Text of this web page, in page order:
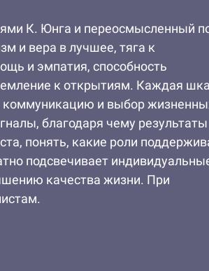
К. Юнга и переосмысленный
и вера в лучшее, тяга к
и эмпатия, способность
к открытиям. Каждая
коммуникацию и выбор
благодаря чему результаты
понять, какие роли
подсвечивает
качества жизни. При